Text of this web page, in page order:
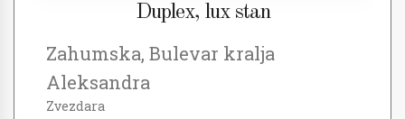
Duplex, lux stan
Zahumska, Bulevar kralja
Aleksandra
Zvezdara